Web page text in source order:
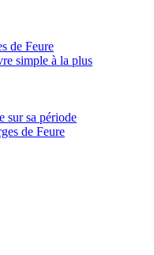
de Feure
simple à la plus
sur sa période
de Feure